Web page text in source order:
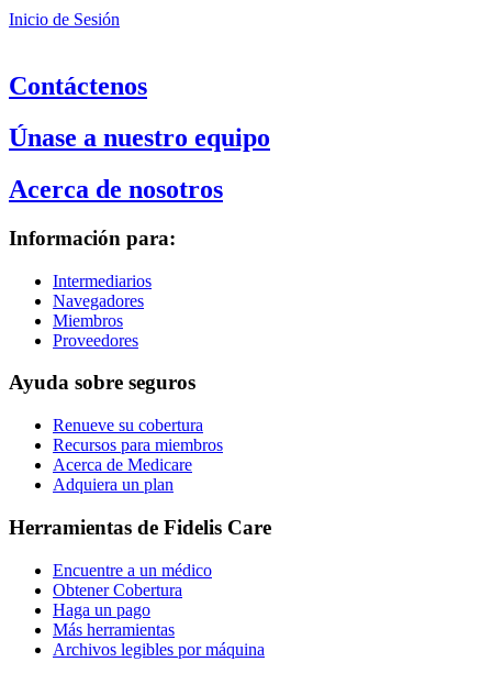
Inicio de Sesión
Contáctenos
Únase a nuestro equipo
Acerca de nosotros
Información para:
Intermediarios
Navegadores
Miembros
Proveedores
Ayuda sobre seguros
Renueve su cobertura
Recursos para miembros
Acerca de Medicare
Adquiera un plan
Herramientas de Fidelis Care
Encuentre a un médico
Obtener Cobertura
Haga un pago
Más herramientas
Archivos legibles por máquina